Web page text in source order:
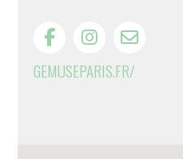
GEMUSEPARIS.FR/